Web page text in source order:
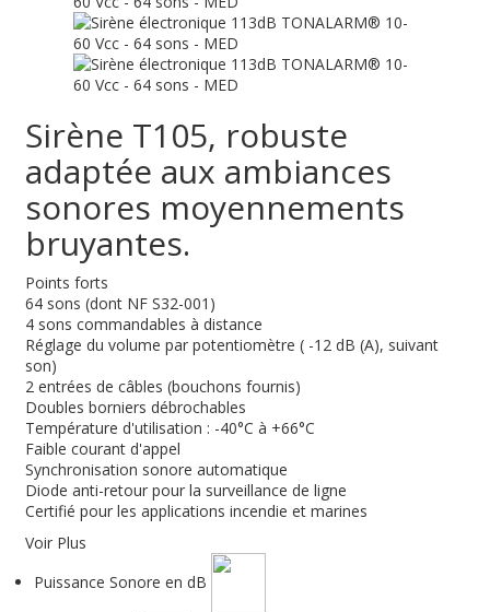
Sirène T105, robuste
adaptée aux ambiances
sonores moyennements
bruyantes.
Points forts
64 sons (dont NF S32-001)
4 sons commandables à distance
Réglage du volume par potentiomètre ( -12 dB (A), suivant
son)
2 entrées de câbles (bouchons fournis)
Doubles borniers débrochables
Température d'utilisation : -40°C à +66°C
Faible courant d'appel
Synchronisation sonore automatique
Diode anti-retour pour la surveillance de ligne
Certifié pour les applications incendie et marines
Voir Plus
Puissance Sonore en dB